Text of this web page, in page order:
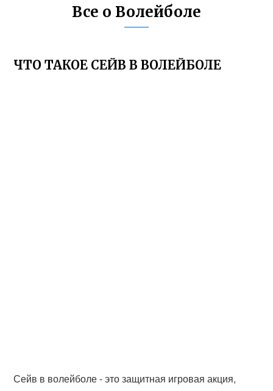
Все о Волейболе
ЧТО ТАКОЕ СЕЙВ В ВОЛЕЙБОЛЕ
Сейв в волейболе - это защитная игровая акция,